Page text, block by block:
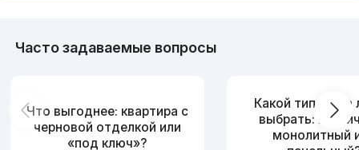
Часто задаваемые вопросы
Что выгоднее: квартира с
черновой отделкой или
«под ключ»?
Какой тип дома
выбрать:
монолитный